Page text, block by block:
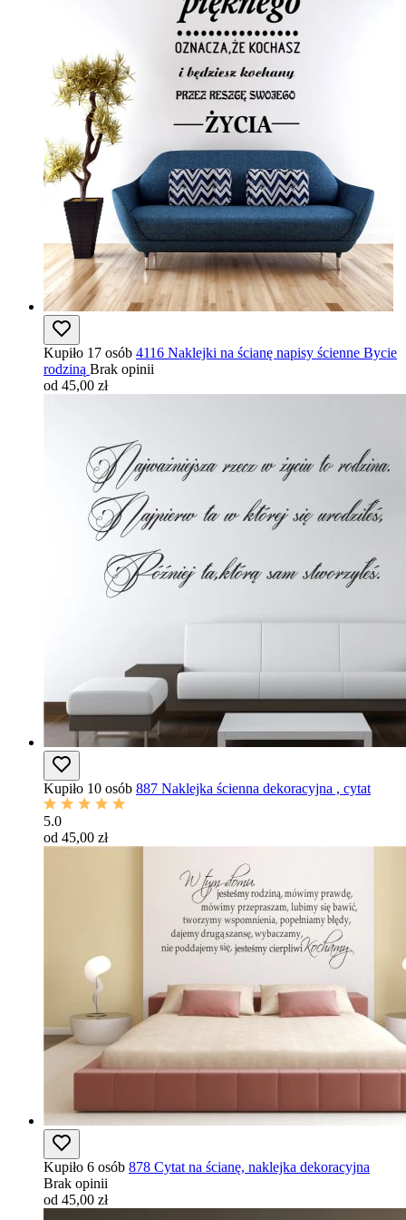
Kupiło 17 osób 4116 Naklejki na ścianę napisy ścienne Bycie
rodziną Brak opinii
od 45,00 zł
Kupiło 10 osób 887 Naklejka ścienna dekoracyjna , cytat
5.0
od 45,00 zł
Kupiło 6 osób 878 Cytat na ścianę, naklejka dekoracyjna
Brak opinii
od 45,00 zł